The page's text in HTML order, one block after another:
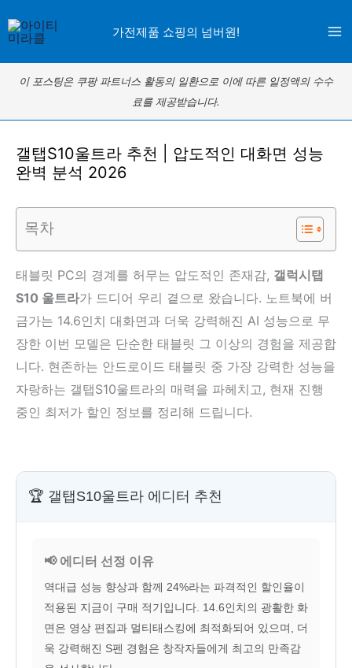
텐
너
가전제품 쇼핑의 넘버원!
이 포스팅은 쿠팡 파트너스 활동의 일환으로 이에 따른 일정액의 수수
료를 제공받습니다.
갤탭S10울트라 추천 | 압도적인 대화면 성능
완벽 분석 2026
목차
태블릿 PC의 경계를 허무는 압도적인 존재감, 갤럭시탭
S10 울트라가 드디어 우리 곁으로 왔습니다. 노트북에 버
금가는 14.6인치 대화면과 더욱 강력해진 AI 성능으로 무
장한 이번 모델은 단순한 태블릿 그 이상의 경험을 제공합
니다. 현존하는 안드로이드 태블릿 중 가장 강력한 성능을
자랑하는 갤탭S10울트라의 매력을 파헤치고, 현재 진행
중인 최저가 할인 정보를 정리해 드립니다.
🏆 갤탭S10울트라 에디터 추천
📢 에디터 선정 이유
역대급 성능 향상과 함께 24%라는 파격적인 할인율이
적용된 지금이 구매 적기입니다. 14.6인치의 광활한 화
면은 영상 편집과 멀티태스킹에 최적화되어 있으며, 더
욱 강력해진 S펜 경험은 창작자들에게 최고의 만족감